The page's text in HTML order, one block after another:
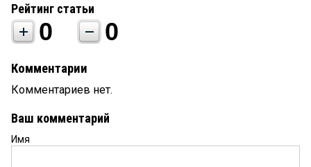
Рейтинг статьи
0 0
Комментарии
Комментариев нет.
Ваш комментарий
Имя